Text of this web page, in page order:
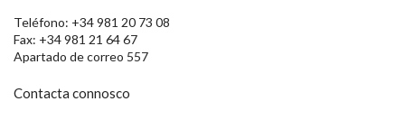
Teléfono: +34 981 20 73 08
Fax: +34 981 21 64 67
Apartado de correo 557
Contacta connosco